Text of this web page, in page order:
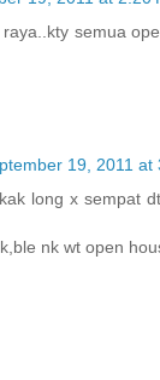
semua
19, 2011 at
long x sempat
nk wt open